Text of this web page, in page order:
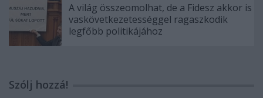
A világ összeomolhat, de a Fidesz akkor is
vaskövetkezetességgel ragaszkodik
legfőbb politikájához
Szólj hozzá!